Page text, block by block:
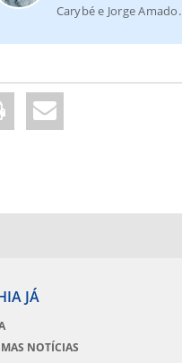
Carybé e Jorge Amado.
JÁ
NOTÍCIAS